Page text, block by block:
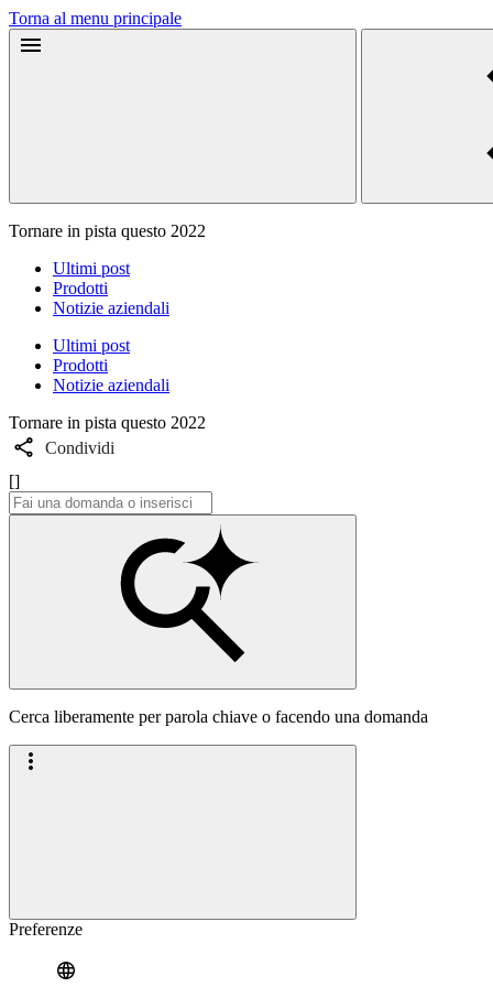
Torna al menu principale
Tornare in pista questo 2022
Ultimi post
Prodotti
Notizie aziendali
Ultimi post
Prodotti
Notizie aziendali
Tornare in pista questo 2022
Condividi
[]
Cerca liberamente per parola chiave o facendo una domanda
Preferenze